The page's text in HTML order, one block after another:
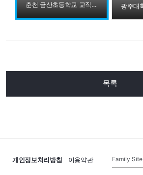
춘천 금산초등학교 교직원 강촌캠퍼스 방문
목록
개인정보처리방침 이용약관 Family Site